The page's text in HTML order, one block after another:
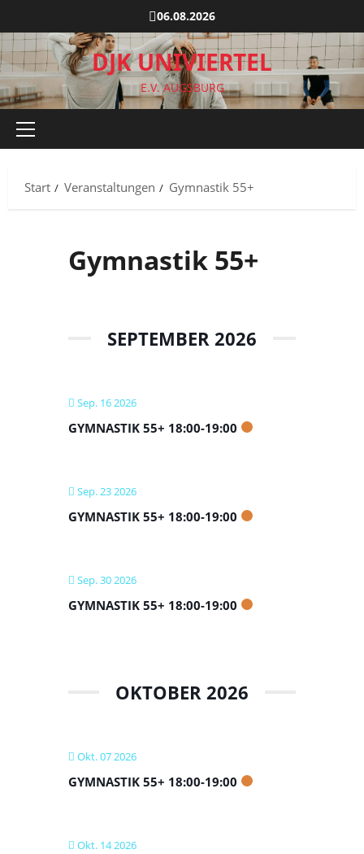
Inhalt
springen
06.08.2026
DJK UNIVIERTEL
E.V. AUGSBURG
Primäres
Start
Veranstaltungen Gymnastik 55+
Gymnastik 55+
SEPTEMBER 2026
Sep. 16 2026
GYMNASTIK 55+ 18:00-19:00
Sep. 23 2026
GYMNASTIK 55+ 18:00-19:00
Sep. 30 2026
GYMNASTIK 55+ 18:00-19:00
OKTOBER 2026
Okt. 07 2026
GYMNASTIK 55+ 18:00-19:00
Okt. 14 2026